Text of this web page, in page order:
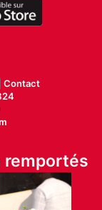
Contact
remportés